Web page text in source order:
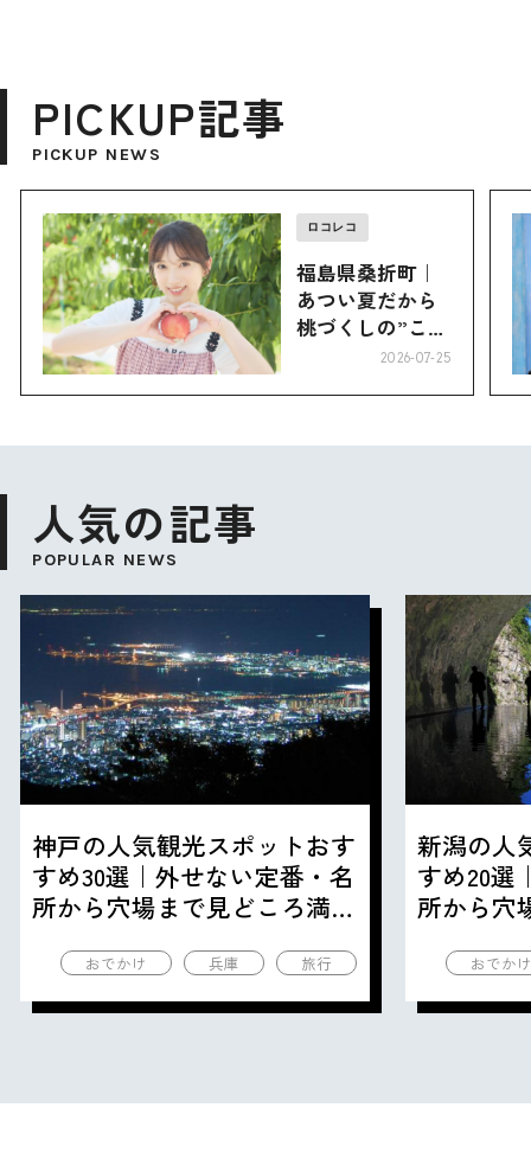
PICKUP記事
PICKUP NEWS
ロコレコ
福島県桑折町｜
あつい夏だから
桃づくしの”こお
2026-07-25
人気の記事
POPULAR NEWS
神戸の人気観光スポットおす
すめ30選｜外せない定番・名
所から穴場まで見どころ満載
おでかけ 兵庫 旅行
新潟の人
すめ20選
所から穴
おでか